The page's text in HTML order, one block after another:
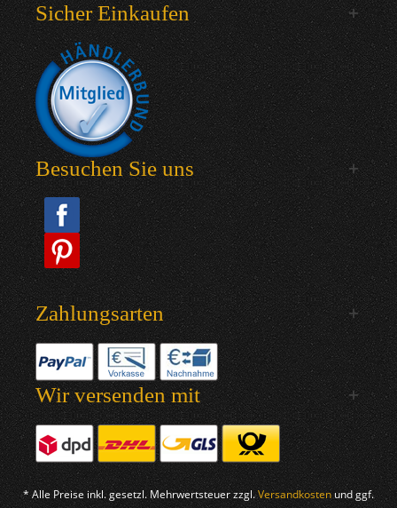
Sicher Einkaufen
Besuchen Sie uns
Zahlungsarten
Wir versenden mit
* Alle Preise inkl. gesetzl. Mehrwertsteuer zzgl.Versandkosten und ggf.